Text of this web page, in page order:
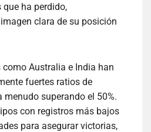
ha perdido,
clara de su posición
como Australia e India han
fuertes ratios de
menudo superando el 50%.
con registros más bajos
para asegurar victorias,